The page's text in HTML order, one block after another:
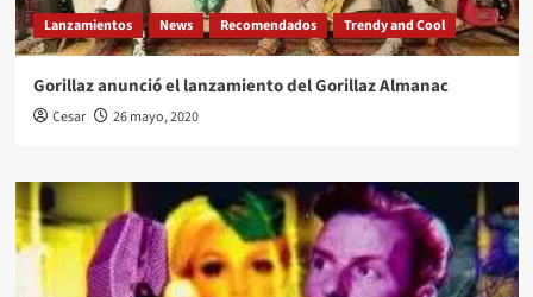
Lanzamientos News Recomendados Trendy and Cool
Gorillaz anunció el lanzamiento del Gorillaz Almanac
Cesar 26 mayo, 2020